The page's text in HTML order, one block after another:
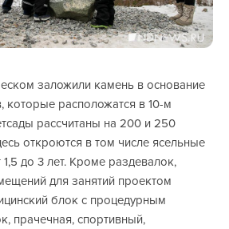
заложили камень в основание
которые расположатся в 10-м
рассчитаны на 200 и 250
откроются в том числе ясельные
1,5 до 3 лет. Кроме раздевалок,
для занятий проектом
блок с процедурным
прачечная, спортивный,